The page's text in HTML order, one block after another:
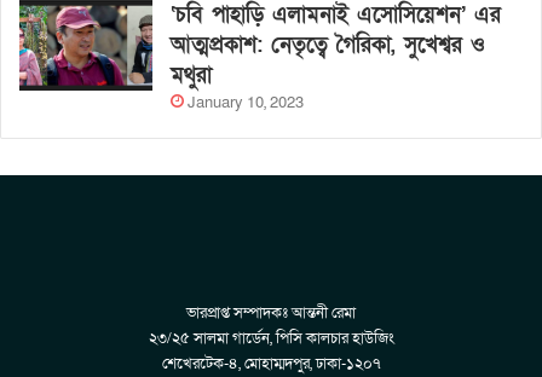
‘চবি পাহাড়ি এলামনাই এসোসিয়েশন’ এর
আত্মপ্রকাশ: নেতৃত্বে গৈরিকা, সুখেশ্বর ও
মথুরা
January 10, 2023
ভারপ্রাপ্ত সম্পাদকঃ আন্তনী রেমা
২৩/২৫ সালমা গার্ডেন, পিসি কালচার হাউজিং
শেখেরটেক-৪, মোহাম্মদপুর, ঢাকা-১২০৭